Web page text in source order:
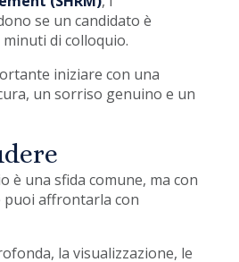
se un candidato è
di colloquio.
iniziare con una
un sorriso genuino e un
è una sfida comune, ma con
affrontarla con
la visualizzazione, le